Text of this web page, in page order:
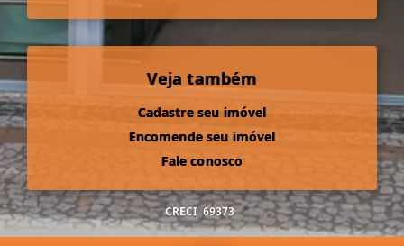
Veja também
Cadastre seu imóvel
Encomende seu imóvel
Fale conosco
CRECI 69373